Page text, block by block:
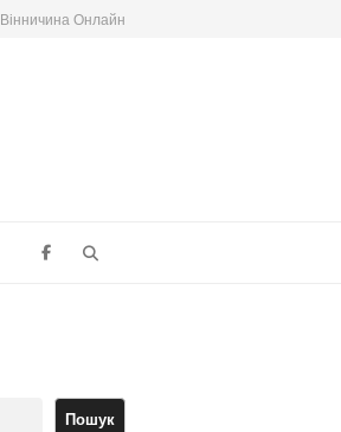
Вінничина Онлайн
Пошук